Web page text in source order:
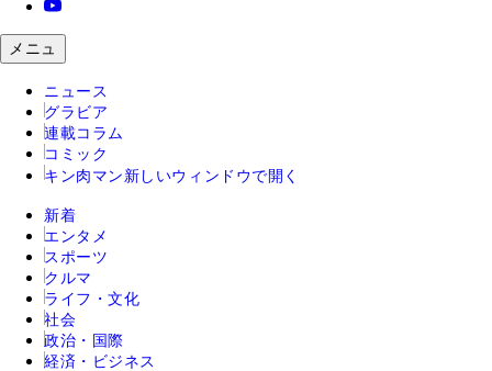
メニュ
ニュース
グラビア
連載コラム
コミック
キン肉マン 新しいウィンドウで開く
新着
エンタメ
スポーツ
クルマ
ライフ・文化
社会
政治・国際
経済・ビジネス